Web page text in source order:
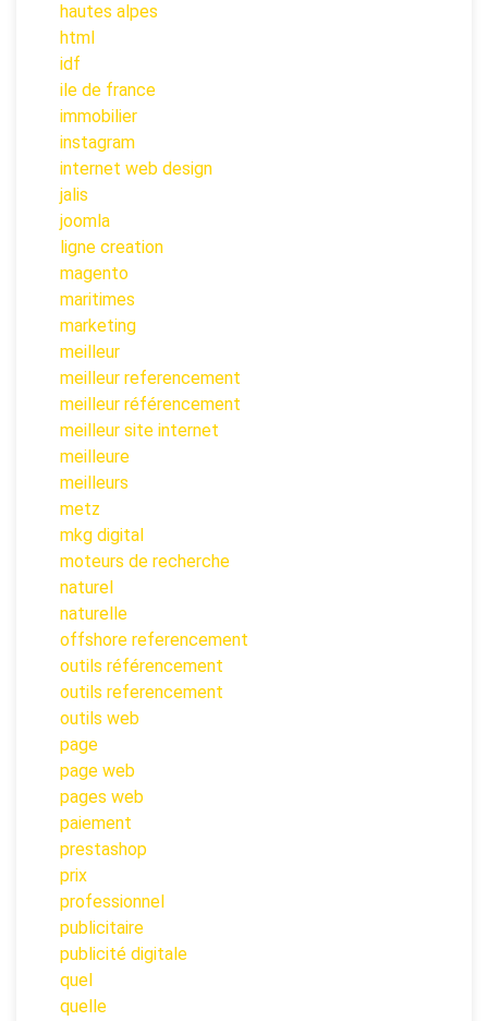
hautes alpes
html
idf
ile de france
immobilier
instagram
internet web design
jalis
joomla
ligne creation
magento
maritimes
marketing
meilleur
meilleur referencement
meilleur référencement
meilleur site internet
meilleure
meilleurs
metz
mkg digital
moteurs de recherche
naturel
naturelle
offshore referencement
outils référencement
outils referencement
outils web
page
page web
pages web
paiement
prestashop
prix
professionnel
publicitaire
publicité digitale
quel
quelle